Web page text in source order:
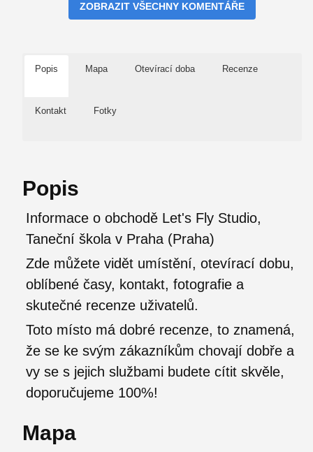
ZOBRAZIT VŠECHNY KOMENTÁŘE
Popis Mapa Otevírací doba Recenze
Kontakt Fotky
Popis
Informace o obchodě Let's Fly Studio,
Taneční škola v Praha (Praha)
Zde můžete vidět umístění, otevírací dobu,
oblíbené časy, kontakt, fotografie a
skutečné recenze uživatelů.
Toto místo má dobré recenze, to znamená,
že se ke svým zákazníkům chovají dobře a
vy se s jejich službami budete cítit skvěle,
doporučujeme 100%!
Mapa